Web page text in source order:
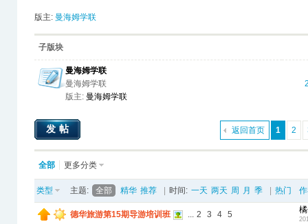
版主: 曼海姆学联
子版块
曼海姆学联
曼海姆学联
版主: 曼海姆学联
1 2
返回首页
发帖
全部 更多分类
类型 主题: 全部 精华 推荐 时间: 一天 两天 周 月 季 热门
德华旅游第15期导游培训班 ... 2 3 4 5